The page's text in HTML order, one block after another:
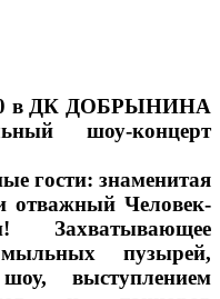
в ДК ДОБРЫНИНА
шоу-концерт
гости: знаменитая
отважный Человек-
Захватывающее
пузырей,
выступлением